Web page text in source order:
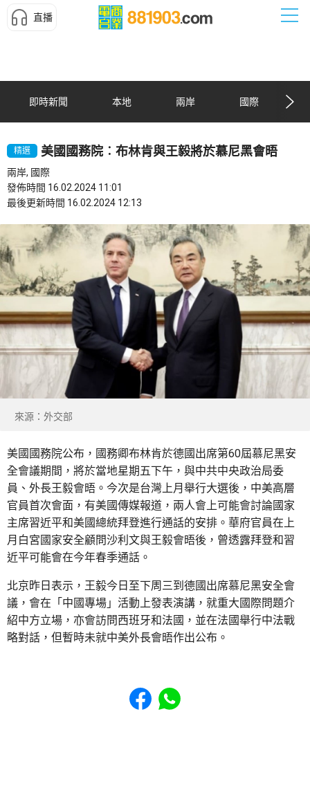
直播
即時新聞 本地 兩岸 國際
精選 美國國務院︰布林肯與王毅將於慕尼黑會晤
兩岸, 國際
發佈時間 16.02.2024 11:01
最後更新時間 16.02.2024 12:13
來源：外交部
美國國務院公布，國務卿布林肯於德國出席第60屆慕尼黑安
全會議期間，將於當地星期五下午，與中共中央政治局委
員、外長王毅會晤。今次是台灣上月舉行大選後，中美高層
官員首次會面，有美國傳媒報道，兩人會上可能會討論國家
主席習近平和美國總統拜登進行通話的安排。華府官員在上
月白宮國家安全顧問沙利文與王毅會晤後，曾透露拜登和習
近平可能會在今年春季通話。
北京昨日表示，王毅今日至下周三到德國出席慕尼黑安全會
議，會在「中國專場」活動上發表演講，就重大國際問題介
紹中方立場，亦會訪問西班牙和法國，並在法國舉行中法戰
略對話，但暫時未就中美外長會晤作出公布。
Share to Facebook
Share to WhatsApp